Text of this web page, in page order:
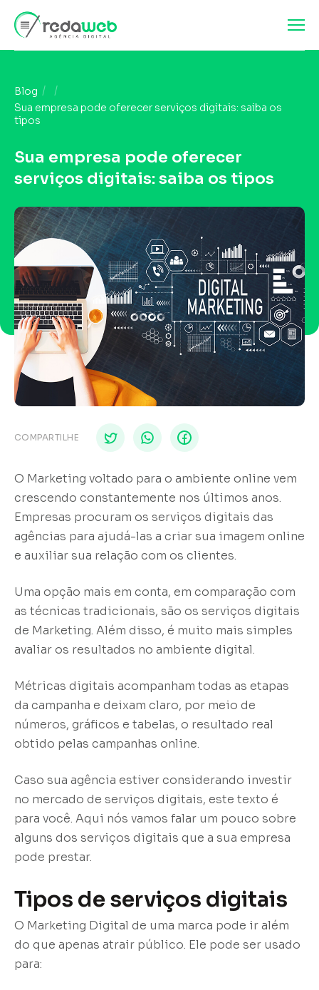
Blog
Sua empresa pode oferecer serviços digitais: saiba os
tipos
Sua empresa pode oferecer
serviços digitais: saiba os tipos
COMPARTILHE
O Marketing voltado para o ambiente online vem
crescendo constantemente nos últimos anos.
Empresas procuram os serviços digitais das
agências para ajudá-las a criar sua imagem online
e auxiliar sua relação com os clientes.
Uma opção mais em conta, em comparação com
as técnicas tradicionais, são os serviços digitais
de Marketing. Além disso, é muito mais simples
avaliar os resultados no ambiente digital.
Métricas digitais acompanham todas as etapas
da campanha e deixam claro, por meio de
números, gráficos e tabelas, o resultado real
obtido pelas campanhas online.
Caso sua agência estiver considerando investir
no mercado de serviços digitais, este texto é
para você. Aqui nós vamos falar um pouco sobre
alguns dos serviços digitais que a sua empresa
pode prestar.
Tipos de serviços digitais
O Marketing Digital de uma marca pode ir além
do que apenas atrair público. Ele pode ser usado
para: